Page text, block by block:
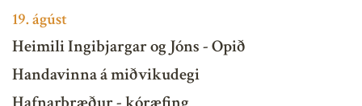
19.ágúst
Heimili Ingibjargar og Jóns - Opið
Handavinna á miðvikudegi